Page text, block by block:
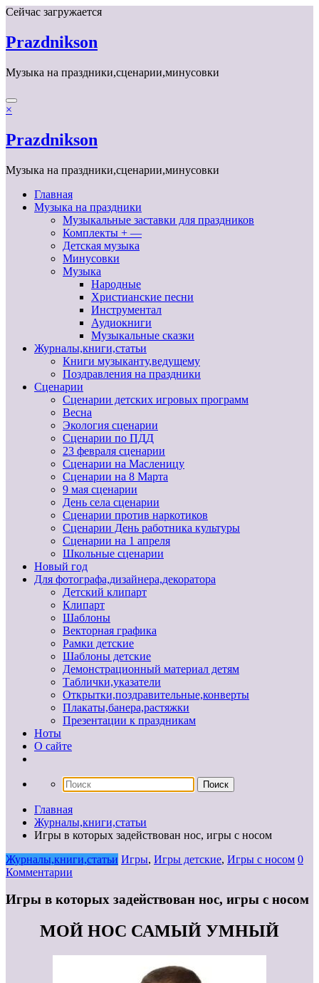
Перейти
содержимому
Сейчас загружается
Prazdnikson
Музыка на праздники,сценарии,минусовки
×
Prazdnikson
Музыка на праздники,сценарии,минусовки
Главная
Музыка на праздники
Музыкальные заставки для праздников
Комплекты + —
Детская музыка
Минусовки
Музыка
Народные
Христианские песни
Инструментал
Аудиокниги
Музыкальные сказки
Журналы,книги,статьи
Книги музыканту,ведущему
Поздравления на праздники
Сценарии
Сценарии детских игровых программ
Весна
Экология сценарии
Сценарии по ПДД
23 февраля сценарии
Сценарии на Масленицу
Сценарии на 8 Марта
9 мая сценарии
День села сценарии
Сценарии против наркотиков
Сценарии День работника культуры
Сценарии на 1 апреля
Школьные сценарии
Новый год
Для фотографа,дизайнера,декоратора
Детский клипарт
Клипарт
Шаблоны
Векторная графика
Рамки детские
Шаблоны детские
Демонстрационный материал детям
Таблички,указатели
Открытки,поздравительные,конверты
Плакаты,банера,растяжки
Презентации к праздникам
Ноты
О сайте
Главная
Журналы,книги,статьи
Игры в которых задействован нос, игры с носом
Журналы,книги,статьи Игры, Игры детские, Игры с носом 0
Комментарии
Игры в которых задействован нос, игры с носом
МОЙ НОС САМЫЙ УМНЫЙ